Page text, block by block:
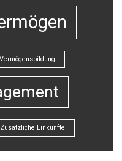
Vermögensbildung
Zusätzliche Einkünfte